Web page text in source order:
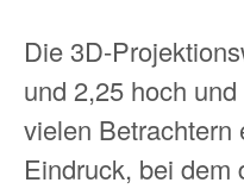
Die 3D-
und 2,25 hoch
vielen Betrachtern
Eindruck, bei dem